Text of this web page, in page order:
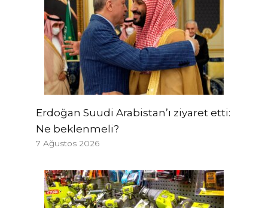
Erdoğan Suudi Arabistan’ı ziyaret etti:
Ne beklenmeli?
7 Ağustos 2026